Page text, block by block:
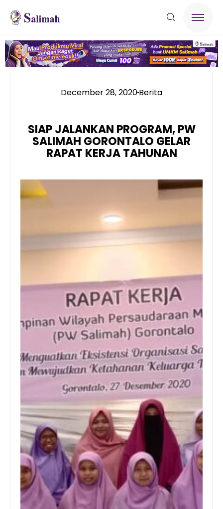
December 28, 2020Berita
SIAP JALANKAN PROGRAM, PW
SALIMAH GORONTALO GELAR
RAPAT KERJA TAHUNAN